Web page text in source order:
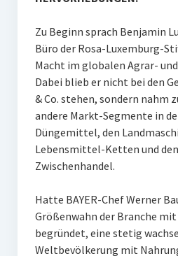
Zu Beginn sprach Benjamin
Büro der Rosa-Luxemburg-
Macht im globalen Agrar-
Dabei blieb er nicht bei den
& Co. stehen, sondern nahm
andere Markt-Segmente in
Düngemittel, den
Lebensmittel-Ketten und
Zwischenhandel.
Hatte BAYER-Chef Werner
Größenwahn der Branche
begründet, eine stetig
Weltbevölkerung mit